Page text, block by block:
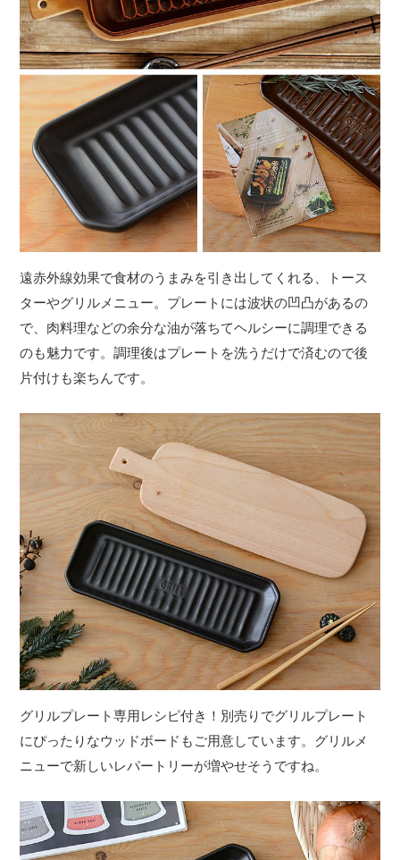
遠赤外線効果で食材のうまみを引き出してくれる、トース
ターやグリルメニュー。プレートには波状の凹凸があるの
で、肉料理などの余分な油が落ちてヘルシーに調理できる
のも魅力です。調理後はプレートを洗うだけで済むので後
片付けも楽ちんです。
グリルプレート専用レシピ付き！別売りでグリルプレート
にぴったりなウッドボードもご用意しています。グリルメ
ニューで新しいレパートリーが増やせそうですね。